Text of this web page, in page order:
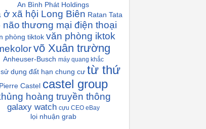
An Bình Phát Holdings
ở xã hội Long Biên Ratan Tata
não thương mại điện thoại
phòng tiktok văn phòng iktok
võ Xuân trường
Anheuser-Busch máy quang khắc
dụng đất hạn chung cư từ thứ
Pierre Castel castel group
hoàng truyền thông
galaxy watch cựu CEO eBay
lọi nhuận grab